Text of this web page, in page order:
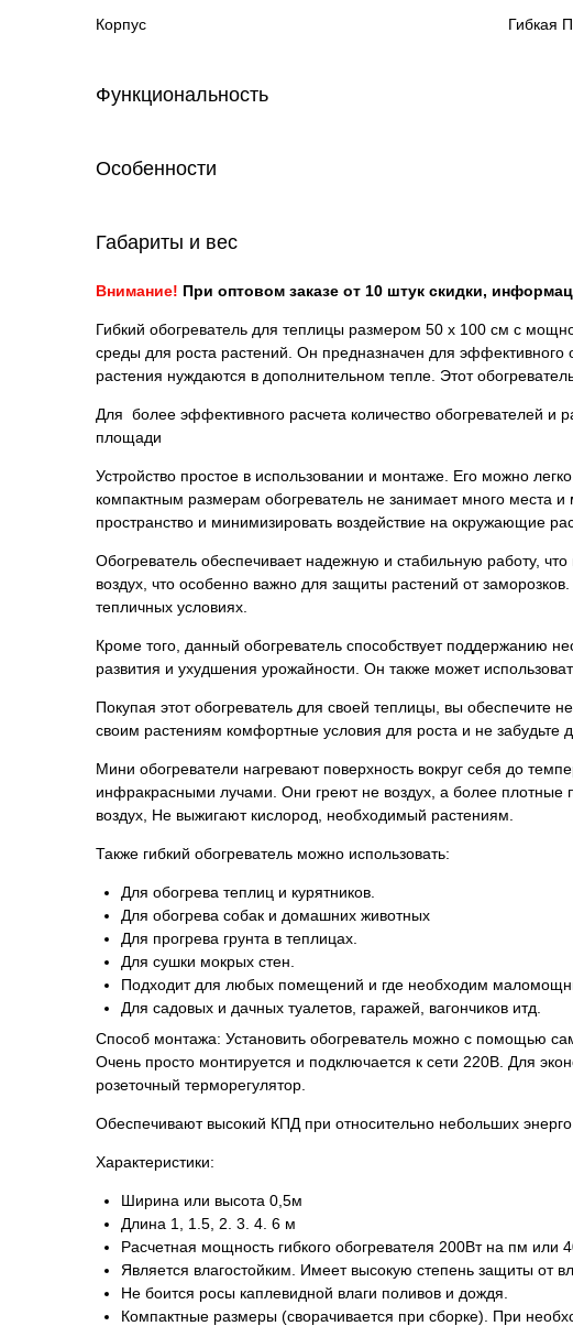
Корпус Гибкая
Функциональность
Особенности
Габариты и вес
Внимание! При оптовом заказе от 10 штук скидки,
Гибкий обогреватель для теплицы размером 50 х 100 см с
среды для роста растений. Он предназначен для эффективного
растения нуждаются в дополнительном тепле. Этот
Для более эффективного расчета количество обогревателей и
площади
Устройство простое в использовании и монтаже. Его можно
компактным размерам обогреватель не занимает много места
пространство и минимизировать воздействие на окружающие
Обогреватель обеспечивает надежную и стабильную работу,
воздух, что особенно важно для защиты растений от
тепличных условиях.
Кроме того, данный обогреватель способствует поддержанию
развития и ухудшения урожайности. Он также может
Покупая этот обогреватель для своей теплицы, вы
своим растениям комфортные условия для роста и не забудьте
Мини обогреватели нагревают поверхность вокруг себя до
инфракрасными лучами. Они греют не воздух, а более плотные
воздух, Не выжигают кислород, необходимый растениям.
Также гибкий обогреватель можно использовать:
Для обогрева теплиц и курятников.
Для обогрева собак и домашних животных
Для прогрева грунта в теплицах.
Для сушки мокрых стен.
Подходит для любых помещений и где необходим
Для садовых и дачных туалетов, гаражей, вагончиков итд.
Способ монтажа: Установить обогреватель можно с помощью
Очень просто монтируется и подключается к сети 220В. Для
розеточный терморегулятор.
Обеспечивают высокий КПД при относительно небольших энерго
Характеристики:
Ширина или высота 0,5м
Длина 1, 1.5, 2. 3. 4. 6 м
Расчетная мощность гибкого обогревателя 200Вт на пм или
Является влагостойким. Имеет высокую степень защиты от
Не боится росы каплевидной влаги поливов и дождя.
Компактные размеры (сворачивается при сборке). При